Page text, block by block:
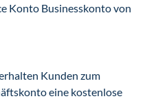
Konto Businesskonto von
Kunden zum
eine kostenlose